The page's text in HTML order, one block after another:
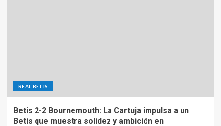
REAL BETIS
Betis 2-2 Bournemouth: La Cartuja impulsa a un
Betis que muestra solidez y ambición en